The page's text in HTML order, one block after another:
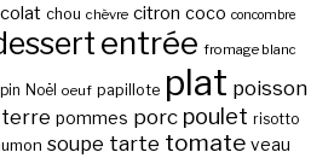
chou chèvre citron coco concombre
entrée fromage blanc
Noël oeuf papillote plat poisson
pommes porc poulet risotto
soupe tarte tomate veau